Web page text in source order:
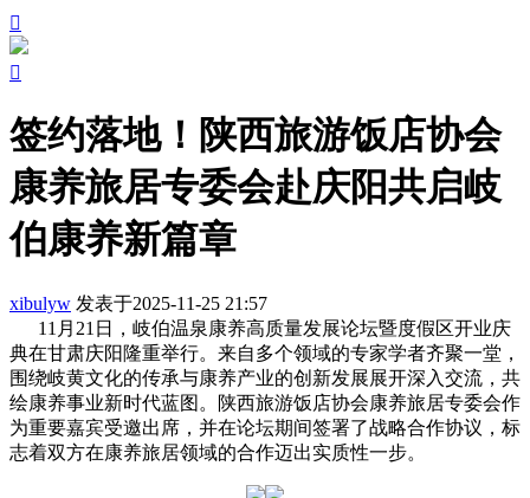


签约落地！陕西旅游饭店协会
康养旅居专委会赴庆阳共启岐
伯康养新篇章
xibulyw 发表于2025-11-25 21:57
11月21日，岐伯温泉康养高质量发展论坛暨度假区开业庆
典在甘肃庆阳隆重举行。来自多个领域的专家学者齐聚一堂，
围绕岐黄文化的传承与康养产业的创新发展展开深入交流，共
绘康养事业新时代蓝图。陕西旅游饭店协会康养旅居专委会作
为重要嘉宾受邀出席，并在论坛期间签署了战略合作协议，标
志着双方在康养旅居领域的合作迈出实质性一步。